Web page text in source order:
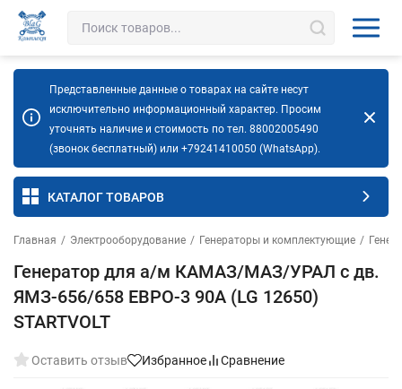
Представленные данные о товарах на сайте несут
исключительно информационный характер. Просим
уточнять наличие и стоимость по тел. 88002005490
(звонок бесплатный) или +79241410050 (WhatsApp).
КАТАЛОГ ТОВАРОВ
Главная / Электрооборудование / Генераторы и комплектующие /
Генератор для а/м КАМАЗ/МАЗ/УРАЛ с дв.
ЯМЗ-656/658 ЕВРО-3 90A (LG 12650)
STARTVOLT
Оставить отзыв Избранное Сравнение